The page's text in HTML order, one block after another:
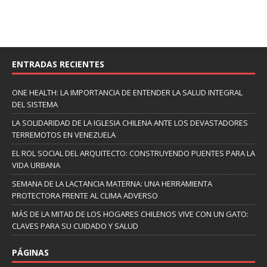
ENTRADAS RECIENTES
ONE HEALTH: LA IMPORTANCIA DE ENTENDER LA SALUD INTEGRAL
DEL SISTEMA
LA SOLIDARIDAD DE LA IGLESIA CHILENA ANTE LOS DEVASTADORES
TERREMOTOS EN VENEZUELA
EL ROL SOCIAL DEL ARQUITECTO: CONSTRUYENDO PUENTES PARA LA
VIDA URBANA
SEMANA DE LA LACTANCIA MATERNA: UNA HERRAMIENTA
PROTECTORA FRENTE AL CLIMA ADVERSO
MÁS DE LA MITAD DE LOS HOGARES CHILENOS VIVE CON UN GATO:
CLAVES PARA SU CUIDADO Y SALUD
PÁGINAS